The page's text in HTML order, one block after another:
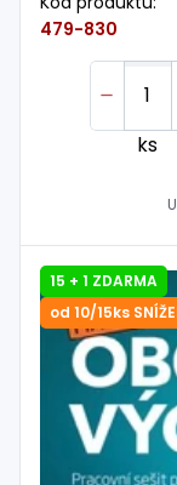
479-830
ks
15 + 1 ZDARMA
od 10/15ks